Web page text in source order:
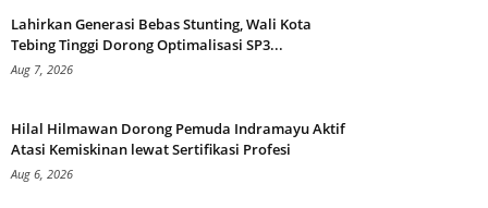
Lahirkan Generasi Bebas Stunting, Wali Kota
Tebing Tinggi Dorong Optimalisasi SP3...
Aug 7, 2026
Hilal Hilmawan Dorong Pemuda Indramayu Aktif
Atasi Kemiskinan lewat Sertifikasi Profesi
Aug 6, 2026